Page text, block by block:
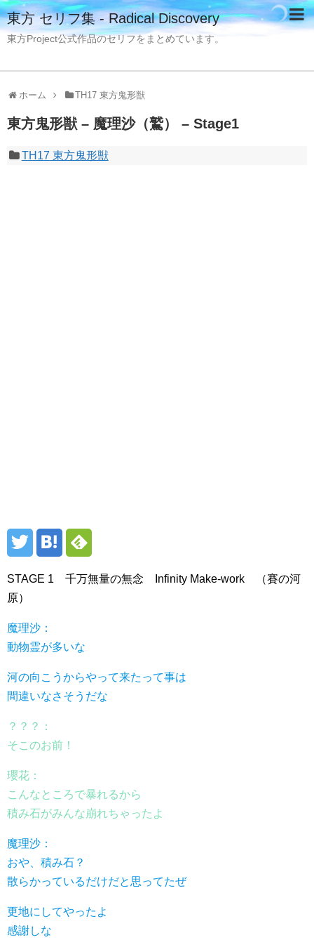
東方 セリフ集 - Radical Discovery
東方Project公式作品のセリフをまとめています。
ホーム TH17 東方鬼形獣
東方鬼形獣 – 魔理沙（鷲） – Stage1
TH17 東方鬼形獣
STAGE 1 千万無量の無念 Infinity Make-work （賽の河
原）
魔理沙：
動物霊が多いな
河の向こうからやって来たって事は
間違いなさそうだな
？？？：
そこのお前！
瓔花：
こんなところで暴れるから
積み石がみんな崩れちゃったよ
魔理沙：
おや、積み石？
散らかっているだけだと思ってたぜ
更地にしてやったよ
感謝しな